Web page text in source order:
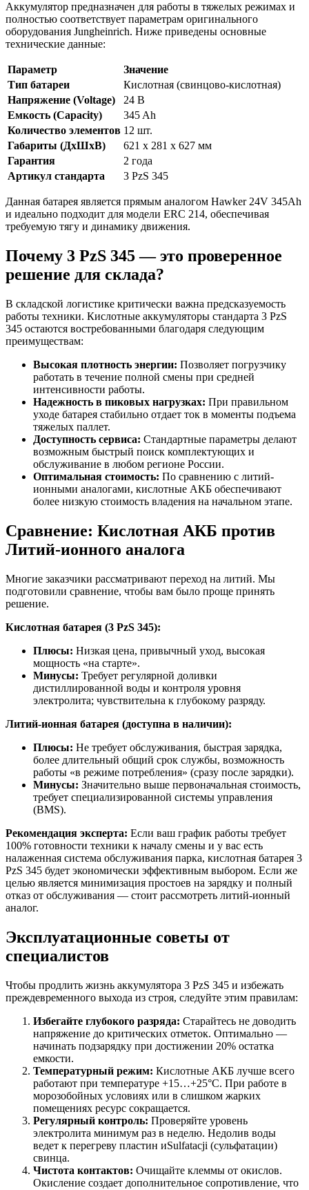
Аккумулятор предназначен для работы в тяжелых режимах и
полностью соответствует параметрам оригинального
оборудования Jungheinrich. Ниже приведены основные
технические данные:
Параметр
Значение
Тип батареи
Кислотная (свинцово-кислотная)
Напряжение (Voltage)
24 В
Емкость (Capacity)
345 Ah
Количество элементов 12 шт.
Габариты (ДхШхВ)
621 x 281 x 627 мм
Гарантия
2 года
Артикул стандарта
3 PzS 345
Данная батарея является прямым аналогом Hawker 24V 345Ah
и идеально подходит для модели ERC 214, обеспечивая
требуемую тягу и динамику движения.
Почему 3 PzS 345 — это проверенное
решение для склада?
В складской логистике критически важна предсказуемость
работы техники. Кислотные аккумуляторы стандарта 3 PzS
345 остаются востребованными благодаря следующим
преимуществам:
Высокая плотность энергии: Позволяет погрузчику
работать в течение полной смены при средней
интенсивности работы.
Надежность в пиковых нагрузках: При правильном
уходе батарея стабильно отдает ток в моменты подъема
тяжелых паллет.
Доступность сервиса: Стандартные параметры делают
возможным быстрый поиск комплектующих и
обслуживание в любом регионе России.
Оптимальная стоимость: По сравнению с литий-
ионными аналогами, кислотные АКБ обеспечивают
более низкую стоимость владения на начальном этапе.
Сравнение: Кислотная АКБ против
Литий-ионного аналога
Многие заказчики рассматривают переход на литий. Мы
подготовили сравнение, чтобы вам было проще принять
решение.
Кислотная батарея (3 PzS 345):
Плюсы: Низкая цена, привычный уход, высокая
мощность «на старте».
Минусы: Требует регулярной доливки
дистиллированной воды и контроля уровня
электролита; чувствительна к глубокому разряду.
Литий-ионная батарея (доступна в наличии):
Плюсы: Не требует обслуживания, быстрая зарядка,
более длительный общий срок службы, возможность
работы «в режиме потребления» (сразу после зарядки).
Минусы: Значительно выше первоначальная стоимость,
требует специализированной системы управления
(BMS).
Рекомендация эксперта: Если ваш график работы требует
100% готовности техники к началу смены и у вас есть
налаженная система обслуживания парка, кислотная батарея 3
PzS 345 будет экономически эффективным выбором. Если же
целью является минимизация простоев на зарядку и полный
отказ от обслуживания — стоит рассмотреть литий-ионный
аналог.
Эксплуатационные советы от
специалистов
Чтобы продлить жизнь аккумулятора 3 PzS 345 и избежать
преждевременного выхода из строя, следуйте этим правилам:
Избегайте глубокого разряда: Старайтесь не доводить
напряжение до критических отметок. Оптимально —
начинать подзарядку при достижении 20% остатка
емкости.
Температурный режим: Кислотные АКБ лучше всего
работают при температуре +15…+25°C. При работе в
морозобойных условиях или в слишком жарких
помещениях ресурс сокращается.
Регулярный контроль: Проверяйте уровень
электролита минимум раз в неделю. Недолив воды
ведет к перегреву пластин иSulfatacji (сульфатации)
свинца.
Чистота контактов: Очищайте клеммы от окислов.
Окисление создает дополнительное сопротивление, что